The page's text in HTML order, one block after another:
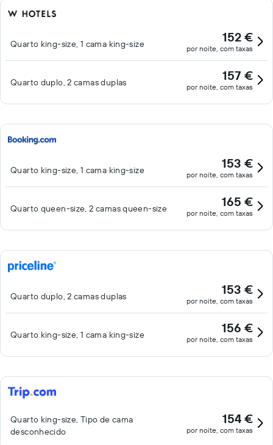
Quarto king-size, 1 cama king-size 152 €
por noite, com taxas
Quarto duplo, 2 camas duplas 157 €
por noite, com taxas
Quarto king-size, 1 cama king-size 153 €
por noite, com taxas
Quarto queen-size, 2 camas queen-size 165 €
por noite, com taxas
Quarto duplo, 2 camas duplas 153 €
por noite, com taxas
Quarto king-size, 1 cama king-size 156 €
por noite, com taxas
Quarto king-size, Tipo de cama
desconhecido
154 €
por noite, com taxas